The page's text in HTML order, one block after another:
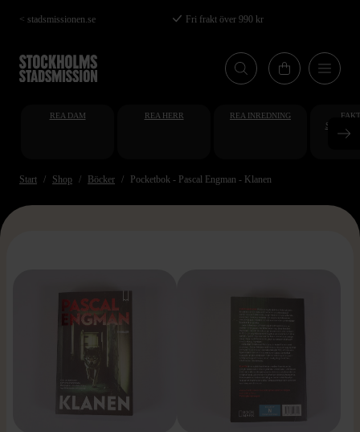
Hoppa
till
huvudinnehåll
< stadsmissionen.se Fri frakt över 990 kr
REA DAM REA HERR REA INREDNING
Start Shop Böcker Pocketbok - Pascal Engman - Klanen
>